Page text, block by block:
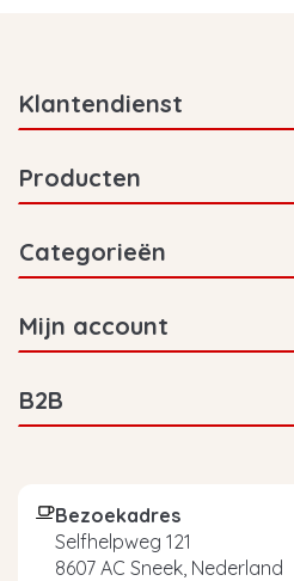
Klantendienst
Producten
Categorieën
Mijn account
B2B
Bezoekadres
Selfhelpweg 121
8607 AC Sneek, Nederland